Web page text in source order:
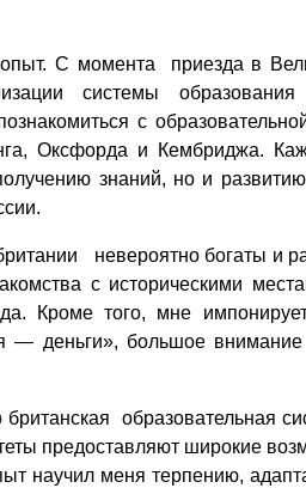
опыт. С момента
приезда в
системы
с
Оксфорда и Кембриджа.
знаний, но и развитию
невероятно богаты и
с историческими мест
Кроме того, мне
— деньги», большое внимание
британская
образовательная
предоставляют широкие
научил меня терпению,